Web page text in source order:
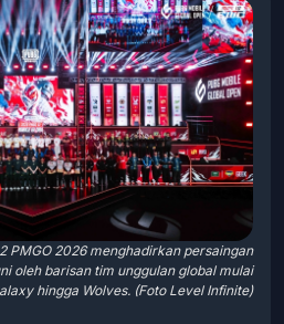
PMGO 2026 menghadirkan persaingan
oleh barisan tim unggulan global mulai
hingga Wolves. (Foto Level Infinite)